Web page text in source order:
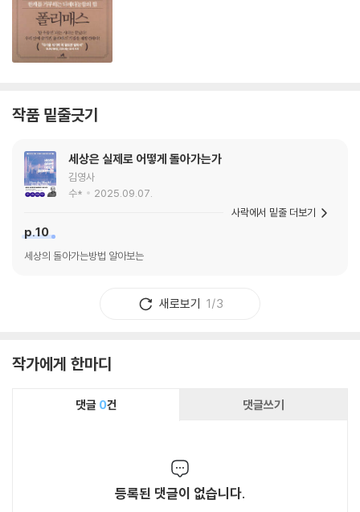
작품 밑줄긋기
세상은 실제로 어떻게 돌아가는가
김영사
수*
2025.09.07.
p.10
세상의 돌아가는방법 알아보는
사락에서 밑줄 더보기
새로보기 1/3
작가에게 한마디
댓글 0건 댓글쓰기
등록된 댓글이 없습니다.